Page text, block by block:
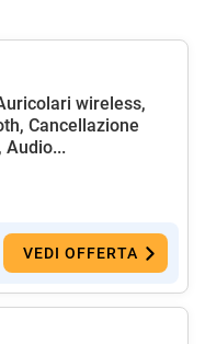
wireless,
Cancellazione
Audio...
VEDI OFFERTA